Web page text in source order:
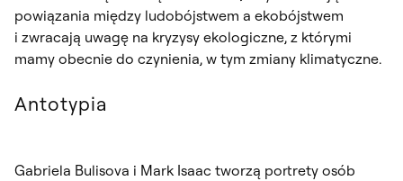
powiązania między ludobójstwem a ekobójstwem
i zwracają uwagę na kryzysy ekologiczne, z którymi
mamy obecnie do czynienia, w tym zmiany klimatyczne.
Antotypia
Gabriela Bulisova i Mark Isaac tworzą portrety osób